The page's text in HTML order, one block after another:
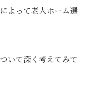
よって老人ホーム選
いて深く考えてみて